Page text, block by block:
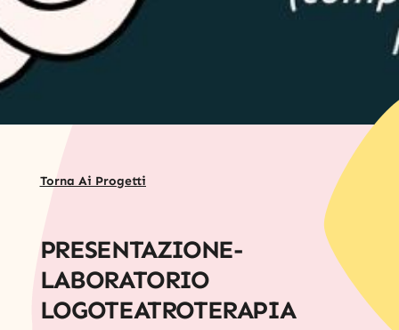
Torna Ai Progetti
PRESENTAZIONE-
LABORATORIO
LOGOTEATROTERAPIA